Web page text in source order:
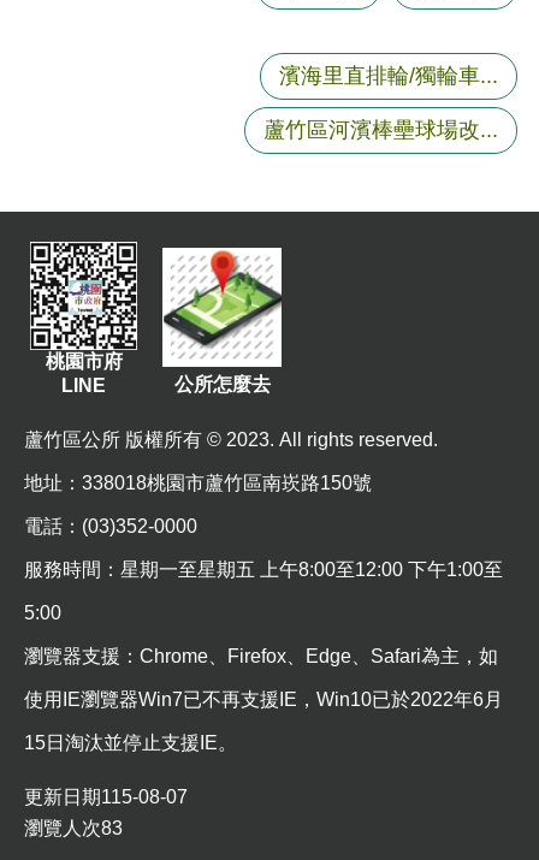
濱海里直排輪/獨輪車...
蘆竹區河濱棒壘球場改...
桃園市府
LINE
公所怎麼去
蘆竹區公所 版權所有 © 2023. All rights reserved.
地址 ：338018桃園市蘆竹區南崁路150號
電話：(03)352-0000
服務時間：星期一至星期五 上午8:00至12:00 下午1:00至
5:00
瀏覽器支援：Chrome、Firefox、Edge、Safari為主，如
使用IE瀏覽器Win7已不再支援IE，Win10已於2022年6月
15日淘汰並停止支援IE。
更新日期115-08-07
瀏覽人次83